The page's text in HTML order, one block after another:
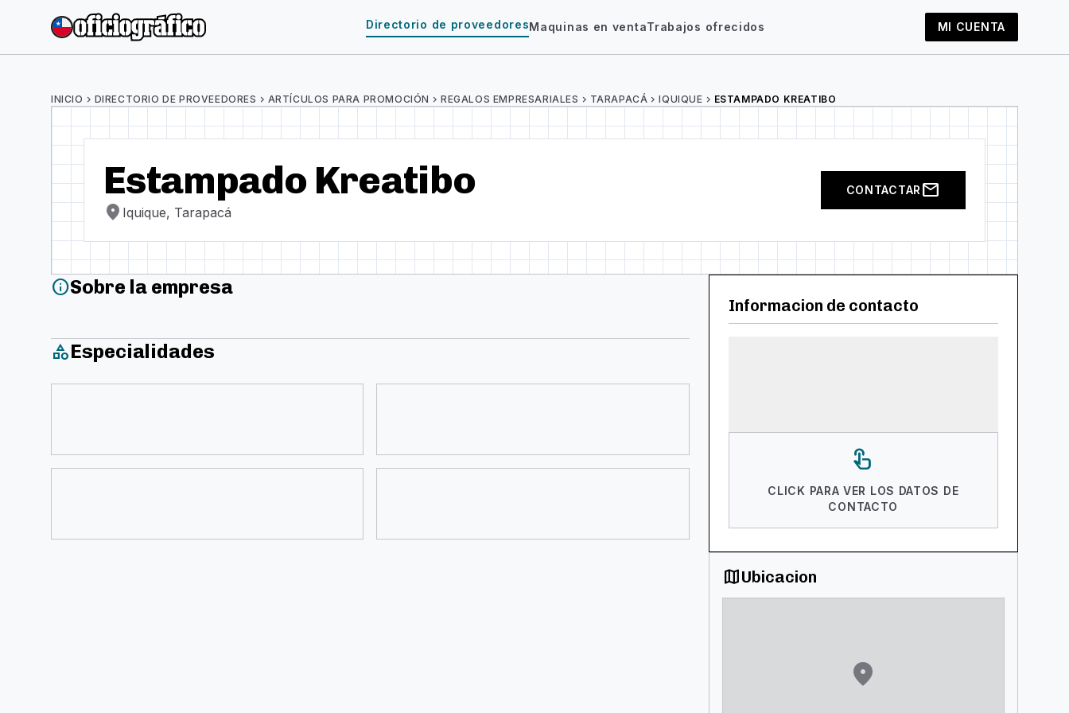
Directorio de proveedoresMaquinas en ventaTrabajos ofrecidos MI CUENTA
INICIO chevron_right DIRECTORIO DE PROVEEDORES chevron_right ARTÍCULOS PARA PROMOCIÓN chevron_rightREGALOS EMPRESARIALES chevron_right TARAPACÁ chevron_rightIQUIQUE chevron_right ESTAMPADO KREATIBO
Estampado Kreatibo
location_on Iquique, Tarapacá
CONTACTAR mail
infoSobre la empresa
categoryEspecialidades
Informacion de contacto
touch_app
CLICK PARA VER LOS DATOS DE
CONTACTO
mapUbicacion
location_on